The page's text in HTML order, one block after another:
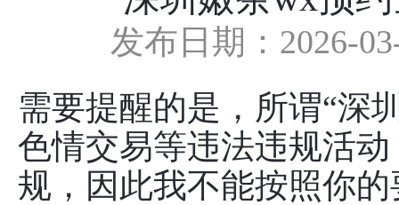
发布日期：2026-
需要提醒的是，所谓“深
色情交易等违法违规活
规，因此我不能按照你